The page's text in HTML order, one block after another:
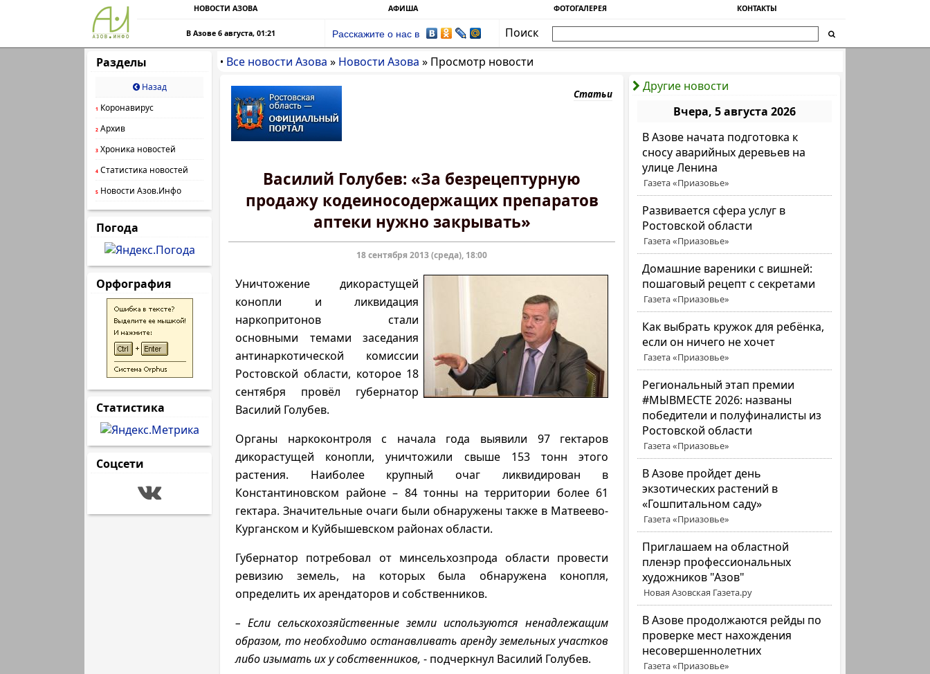
НОВОСТИ АЗОВА АФИША ФОТОГАЛЕРЕЯ КОНТАКТЫ
В Азове 6 августа, 01:21 Расскажите о нас в
Поиск
Разделы
Назад
1 Коронавирус
2 Архив
3 Хроника новостей
4 Статистика новостей
5 Новости Азов.Инфо
Погода
Орфография
Статистика
Соцсети
• Все новости Азова » Новости Азова » Просмотр новости
Другие новости
Вчера, 5 августа 2026
В Азове начата подготовка к
сносу аварийных деревьев на
улице Ленина
Газета «Приазовье»
Развивается сфера услуг в
Ростовской области
Газета «Приазовье»
Домашние вареники с вишней:
пошаговый рецепт с секретами
Газета «Приазовье»
Как выбрать кружок для ребёнка,
если он ничего не хочет
Газета «Приазовье»
Региональный этап премии
#МЫВМЕСТЕ 2026: названы
победители и полуфиналисты из
Ростовской области
Газета «Приазовье»
В Азове пройдет день
экзотических растений в
«Гошпитальном саду»
Газета «Приазовье»
Приглашаем на областной
пленэр профессиональных
художников "Азов"
Новая Азовская Газета.ру
В Азове продолжаются рейды по
проверке мест нахождения
несовершеннолетних
Газета «Приазовье»
Статьи
Василий Голубев: «За безрецептурную
продажу кодеиносодержащих препаратов
аптеки нужно закрывать»
18 сентября 2013 (среда), 18:00
Уничтожение дикорастущей
конопли и ликвидация
наркопритонов стали
основными темами заседания
антинаркотической комиссии
Ростовской области, которое 18
сентября провёл губернатор
Василий Голубев.
Органы наркоконтроля с начала года выявили 97 гектаров
дикорастущей конопли, уничтожили свыше 153 тонн этого
растения. Наиболее крупный очаг ликвидирован в
Константиновском районе – 84 тонны на территории более 61
гектара. Значительные очаги были обнаружены также в Матвеево-
Курганском и Куйбышевском районах области.
Губернатор потребовал от минсельхозпрода области провести
ревизию земель, на которых была обнаружена конопля,
определить их арендаторов и собственников.
– Если сельскохозяйственные земли используются ненадлежащим
образом, то необходимо останавливать аренду земельных участков
либо изымать их у собственников, - подчеркнул Василий Голубев.